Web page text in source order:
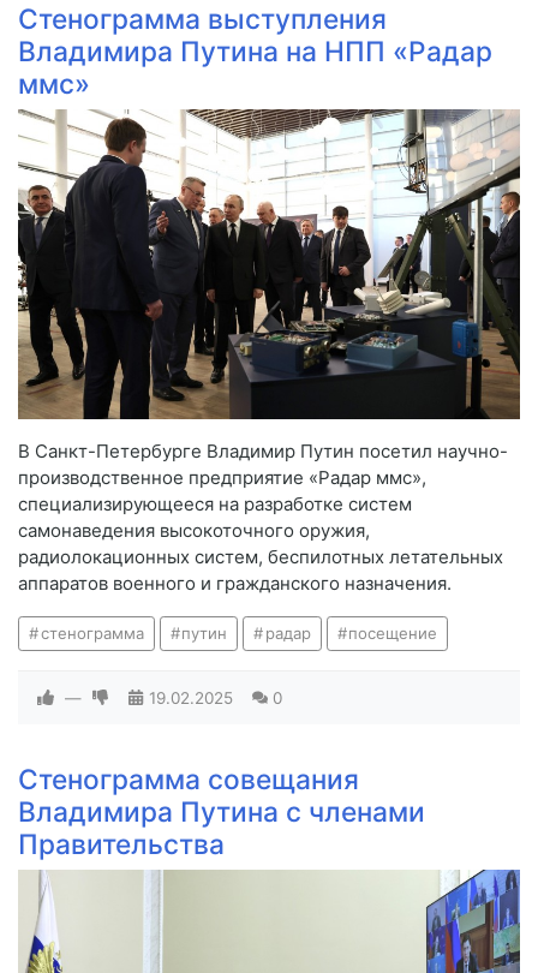
Стенограмма выступления
Владимира Путина на НПП «Радар
ммс»
В Санкт-Петербурге Владимир Путин посетил научно-
производственное предприятие «Радар ммс»,
специализирующееся на разработке систем
самонаведения высокоточного оружия,
радиолокационных систем, беспилотных летательных
аппаратов военного и гражданского назначения.
стенограмма путин радар посещение
— 19.02.2025 0
Стенограмма совещания
Владимира Путина с членами
Правительства